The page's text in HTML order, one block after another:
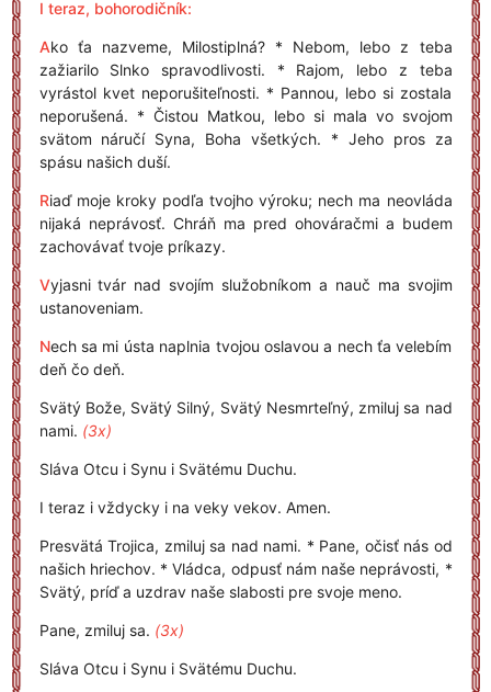
I teraz, bohorodičník:
Ako ťa nazveme, Milostiplná? * Nebom, lebo z teba
zažiarilo Slnko spravodlivosti. * Rajom, lebo z teba
vyrástol kvet neporušiteľnosti. * Pannou, lebo si zostala
neporušená. * Čistou Matkou, lebo si mala vo svojom
svätom náručí Syna, Boha všetkých. * Jeho pros za
spásu našich duší.
Riaď moje kroky podľa tvojho výroku; nech ma neovláda
nijaká neprávosť. Chráň ma pred ohováračmi a budem
zachovávať tvoje príkazy.
Vyjasni tvár nad svojím služobníkom a nauč ma svojim
ustanoveniam.
Nech sa mi ústa naplnia tvojou oslavou a nech ťa velebím
deň čo deň.
Svätý Bože, Svätý Silný, Svätý Nesmrteľný, zmiluj sa nad
nami. (3x)
Sláva Otcu i Synu i Svätému Duchu.
I teraz i vždycky i na veky vekov. Amen.
Presvätá Trojica, zmiluj sa nad nami. * Pane, očisť nás od
našich hriechov. * Vládca, odpusť nám naše neprávosti, *
Svätý, príď a uzdrav naše slabosti pre svoje meno.
Pane, zmiluj sa. (3x)
Sláva Otcu i Synu i Svätému Duchu.